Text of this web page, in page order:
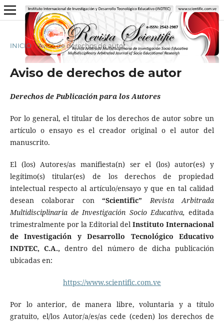
INICIO / Aviso de derechos de autor
Aviso de derechos de autor
Derechos de Publicación para los Autores
Por lo general, el titular de los derechos de autor sobre un
artículo o ensayo es el creador original o el autor del
manuscrito.
El (los) Autores/as manifiesta(n) ser el (los) autor(es) y
legítimo(s) titular(es) de los derechos de propiedad
intelectual respecto al artículo/ensayo y que en tal calidad
desean colaborar con“Scientific”
Revista Arbitrada
Multidisciplinaria de Investigación Socio Educativa, editada
trimestralmente por la Editorial delInstituto Internacional
de Investigación y Desarrollo Tecnológico Educativo
INDTEC, C.A.,dentro del número de dicha publicación
ubicadas en:
https://www.scientific.com.ve
Por lo anterior, de manera libre, voluntaria y a título
gratuito, el/los Autor/a/es/as cede (ceden) los derechos de